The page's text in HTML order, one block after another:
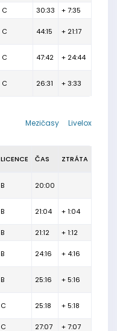
C 30:33 + 7:35
C 44:15 + 21:17
C 47:42 + 24:44
C 26:31 + 3:33
Livelox
Mezičasy
LICENCE ČAS ZTRÁTA
B 20:00
B 21:04 + 1:04
B 21:12 + 1:12
B 24:16 + 4:16
B 25:16 + 5:16
C 25:18 + 5:18
C 27:07
+ 7:07